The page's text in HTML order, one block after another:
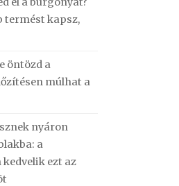
termést kapsz,
öntözd a
múlhat a
nyáron
a
ezt az